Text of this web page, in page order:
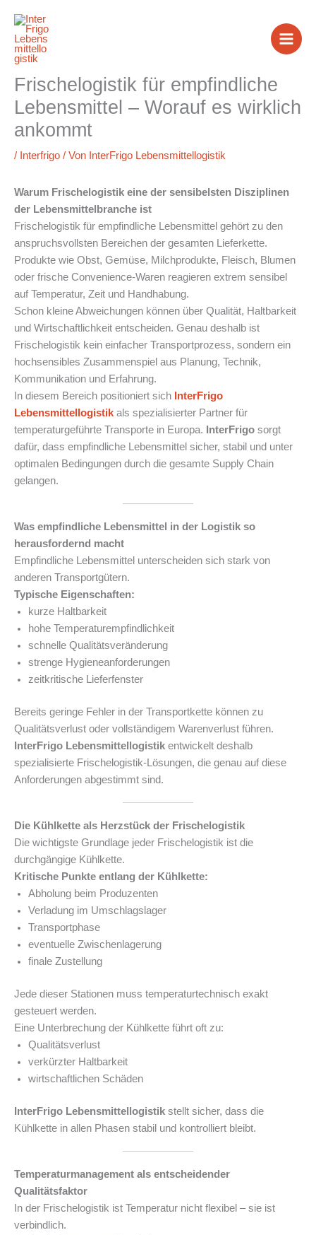
Inhalt
springen
Frischelogistik für empfindliche
Lebensmittel – Worauf es wirklich
ankommt
/ Interfrigo / Von InterFrigo Lebensmittellogistik
Warum Frischelogistik eine der sensibelsten Disziplinen
der Lebensmittelbranche ist
Frischelogistik für empfindliche Lebensmittel gehört zu den
anspruchsvollsten Bereichen der gesamten Lieferkette.
Produkte wie Obst, Gemüse, Milchprodukte, Fleisch, Blumen
oder frische Convenience-Waren reagieren extrem sensibel
auf Temperatur, Zeit und Handhabung.
Schon kleine Abweichungen können über Qualität, Haltbarkeit
und Wirtschaftlichkeit entscheiden. Genau deshalb ist
Frischelogistik kein einfacher Transportprozess, sondern ein
hochsensibles Zusammenspiel aus Planung, Technik,
Kommunikation und Erfahrung.
In diesem Bereich positioniert sich InterFrigo
Lebensmittellogistik als spezialisierter Partner für
temperaturgeführte Transporte in Europa.
InterFrigo sorgt
dafür, dass empfindliche Lebensmittel sicher, stabil und unter
optimalen Bedingungen durch die gesamte Supply Chain
gelangen.
Was empfindliche Lebensmittel in der Logistik so
herausfordernd macht
Empfindliche Lebensmittel unterscheiden sich stark von
anderen Transportgütern.
Typische Eigenschaften:
kurze Haltbarkeit
hohe Temperaturempfindlichkeit
schnelle Qualitätsveränderung
strenge Hygieneanforderungen
zeitkritische Lieferfenster
Bereits geringe Fehler in der Transportkette können zu
Qualitätsverlust oder vollständigem Warenverlust führen.
InterFrigo Lebensmittellogistik entwickelt deshalb
spezialisierte Frischelogistik-Lösungen, die genau auf diese
Anforderungen abgestimmt sind.
Die Kühlkette als Herzstück der Frischelogistik
Die wichtigste Grundlage jeder Frischelogistik ist die
durchgängige Kühlkette.
Kritische Punkte entlang der Kühlkette:
Abholung beim Produzenten
Verladung im Umschlagslager
Transportphase
eventuelle Zwischenlagerung
finale Zustellung
Jede dieser Stationen muss temperaturtechnisch exakt
gesteuert werden.
Eine Unterbrechung der Kühlkette führt oft zu:
Qualitätsverlust
verkürzter Haltbarkeit
wirtschaftlichen Schäden
InterFrigo Lebensmittellogistik stellt sicher, dass die
Kühlkette in allen Phasen stabil und kontrolliert bleibt.
Temperaturmanagement als entscheidender
Qualitätsfaktor
In der Frischelogistik ist Temperatur nicht flexibel – sie ist
verbindlich.